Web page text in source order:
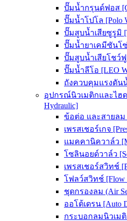
ปั๊มน้ำกรุนด์ฟอส
ปั๊มน้ำโปโล [Polo
ปั๊มสูบน้ำเสียซูรูมิ
ปั๊มน้ำยาเคมีซันโซ่
ปั๊มสูบน้ำเสียโชว์ฟู
ปั๊มน้ำลีโอ [LEO
ถังควบคุมแรงดันน้
อุปกรณ์นิวเมติกและไฮด
Hydraulic]
ข้อต่อ และสายลม
เพรสเชอร์เกจ
แมคคานิควาล์ว
โซลินอยด์วาล์ว
เพรสเชอร์สวิทช์
โฟลว์สวิทช์ [Flow
ชุดกรองลม (Air
ออโต้เดรน [Auto
กระบอกลมนิวเมติ